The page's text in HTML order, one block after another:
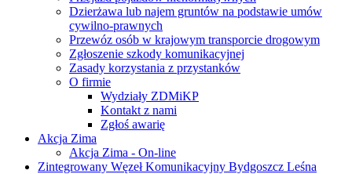
Dzierżawa lub najem gruntów na podstawie umów
cywilno-prawnych
Przewóz osób w krajowym transporcie drogowym
Zgłoszenie szkody komunikacyjnej
Zasady korzystania z przystanków
O firmie
Wydziały ZDMiKP
Kontakt z nami
Zgłoś awarię
Akcja Zima
Akcja Zima - On-line
Zintegrowany Węzeł Komunikacyjny Bydgoszcz Leśna